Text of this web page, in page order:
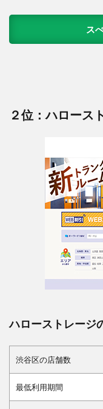
ス
２位：ハロース
ハローストレージ
渋谷区の店舗数
最低利用期間